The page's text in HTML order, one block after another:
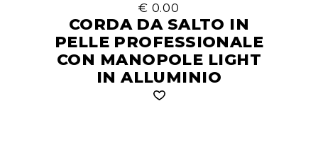
€ 0.00
CORDA DA SALTO IN
PELLE PROFESSIONALE
CON MANOPOLE LIGHT
IN ALLUMINIO